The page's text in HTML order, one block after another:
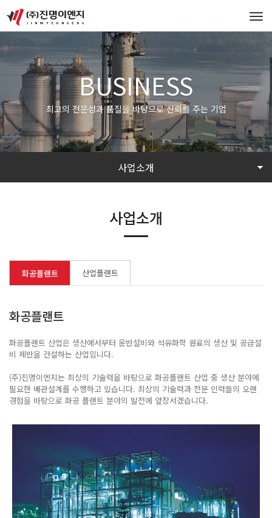
BUSINESS
최고의 전문성과 품질을 바탕으로 신뢰를 주는 기업
사업소개
사업소개
화공플랜트 산업플랜트
화공플랜트
화공플랜트 산업은 생산에서부터 운반설비와 석유화학 원료의 생산 및 공급설
비 제반을 건설하는 산업입니다.
(주)진명이엔지는 최상의 기술력을 바탕으로 화공플랜트 산업 중 생산 분야에
필요한 배관설계를 수행하고 있습니다. 최상의 기술력과 전문 인력들의 오랜
경험을 바탕으로 화공 플랜트 분야의 발전에 앞장서겠습니다.